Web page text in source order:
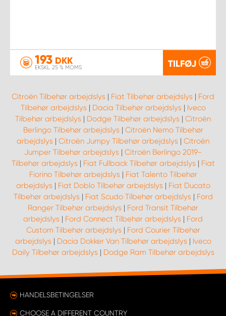
193 DKK
EKSKL. 25 % MOMS TILFØJ
Citroën Tilbehør arbejdslys | Fiat Tilbehør arbejdslys | Ford
Tilbehør arbejdslys | Dacia Tilbehør arbejdslys | Iveco
Tilbehør arbejdslys | Dodge Tilbehør arbejdslys | Citroën
Berlingo Tilbehør arbejdslys | Citroën Nemo Tilbehør
arbejdslys | Citroën Jumpy Tilbehør arbejdslys | Citroën
Jumper Tilbehør arbejdslys | Citroën Berlingo 2019-
Tilbehør arbejdslys | Fiat Fullback Tilbehør arbejdslys | Fiat
Fiorino Tilbehør arbejdslys | Fiat Talento Tilbehør
arbejdslys | Fiat Doblo Tilbehør arbejdslys | Fiat Ducato
Tilbehør arbejdslys | Fiat Scudo Tilbehør arbejdslys | Ford
Ranger Tilbehør arbejdslys | Ford Transit Tilbehør
arbejdslys | Ford Connect Tilbehør arbejdslys | Ford
Custom Tilbehør arbejdslys | Ford Courier Tilbehør
arbejdslys | Dacia Dokker Van Tilbehør arbejdslys | Iveco
Daily Tilbehør arbejdslys | Dodge Ram Tilbehør arbejdslys
HANDELSBETINGELSER
CHOOSE A DIFFERENT COUNTRY